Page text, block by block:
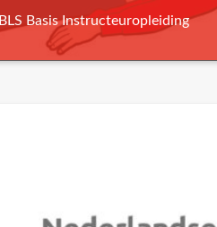
BLS Basis Instructeuropleiding